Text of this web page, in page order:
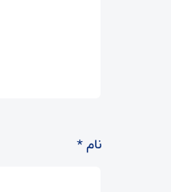
نام*